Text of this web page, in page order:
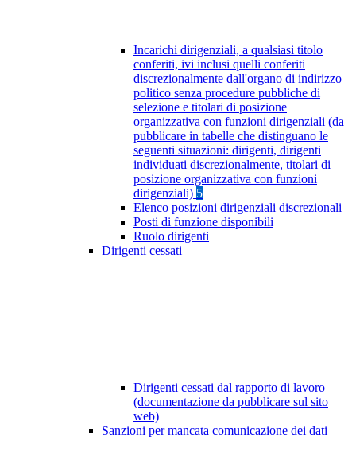
Incarichi dirigenziali, a qualsiasi titolo
conferiti, ivi inclusi quelli conferiti
discrezionalmente dall'organo di indirizzo
politico senza procedure pubbliche di
selezione e titolari di posizione
organizzativa con funzioni dirigenziali (da
pubblicare in tabelle che distinguano le
seguenti situazioni: dirigenti, dirigenti
individuati discrezionalmente, titolari di
posizione organizzativa con funzioni
dirigenziali) 5
Elenco posizioni dirigenziali discrezionali
Posti di funzione disponibili
Ruolo dirigenti
Dirigenti cessati
Dirigenti cessati dal rapporto di lavoro
(documentazione da pubblicare sul sito
web)
Sanzioni per mancata comunicazione dei dati